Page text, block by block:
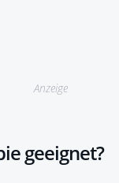
Anzeige
geeignet?